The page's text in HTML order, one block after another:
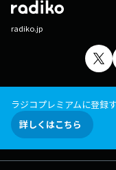
radiko.jp
ラジコプレミアムに登録
詳しくはこちら